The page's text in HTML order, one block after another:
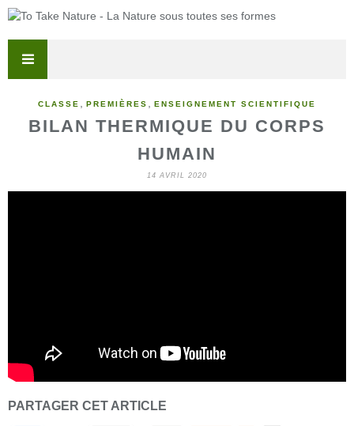
CLASSE PREMIÈRES ENSEIGNEMENT SCIENTIFIQUE
BILAN THERMIQUE DU CORPS
HUMAIN
14 AVRIL 2020
PARTAGER CET ARTICLE